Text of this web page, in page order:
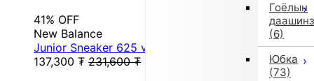
Гоёлын
даашинз
(6)
Юбка
(73)
41% OFF
New Balance
Junior Sneaker 625 v1 Lace GK625W (PURPLE)
137,300 ₮ 231,600 ₮